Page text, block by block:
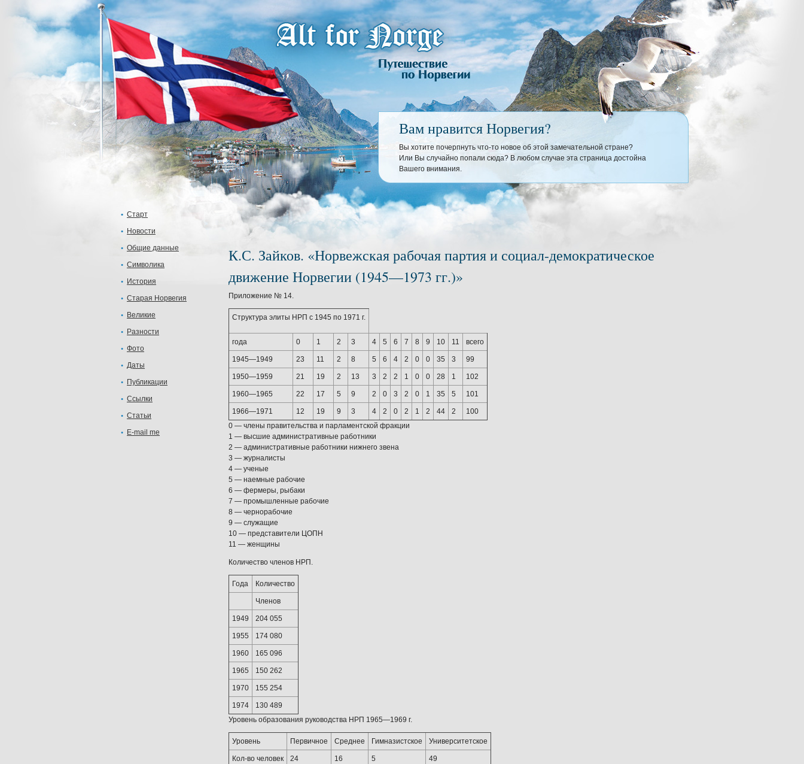
Вам нравится Норвегия?
Вы хотите почерпнуть что-то новое об этой замечательной стране?
Или Вы случайно попали сюда? В любом случае эта страница достойна
Вашего внимания.
Старт
Новости
Общие данные
Символика
История
Старая Норвегия
Великие
Разности
Фото
Даты
Публикации
Ссылки
Статьи
E-mail me
К.С. Зайков. «Норвежская рабочая партия и социал-демократическое
движение Норвегии (1945—1973 гг.)»
Приложение № 14.
Структуpa элиты HРП с 1945 по 1971 г.
года 0 1 2 3 4 5 6 7 8 9 10 11 всего
1945—1949 23 11 2 8 5 6 4 2 0 0 35 3 99
1950—1959 21 19 2 13 3 2 2 1 0 0 28 1 102
1960—1965 22 17 5 9 2 0 3 2 0 1 35 5 101
1966—1971 12 19 9 3 4 2 0 2 1 2 44 2
100
0 — члены правительства и парламентской фракции
1 — высшие административные работники
2 — административные работники нижнего звена
3 — журналисты
4 — ученые
5 — наемные рабочие
6 — фермеры, рыбаки
7 — промышленные рабочие
8 — чернорабочие
9 — служащие
10 — представители ЦОПН
11 — женщины
Количество членов НРП.
Года Количество
Членов
1949 204 055
1955 174 080
1960 165 096
1965 150 262
1970 155 254
1974
130 489
Уровень образования руководства НРП 1965—1969 г.
Уровень Первичное Среднее Гимназистское Университетское
Кол-во человек 24 16 5
49